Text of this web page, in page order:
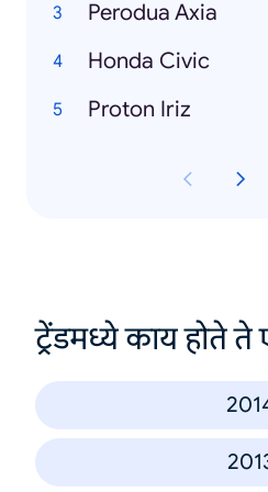
Perodua Axia
Honda Civic
Proton Iriz
ट्रेंडमध्ये काय होते ते